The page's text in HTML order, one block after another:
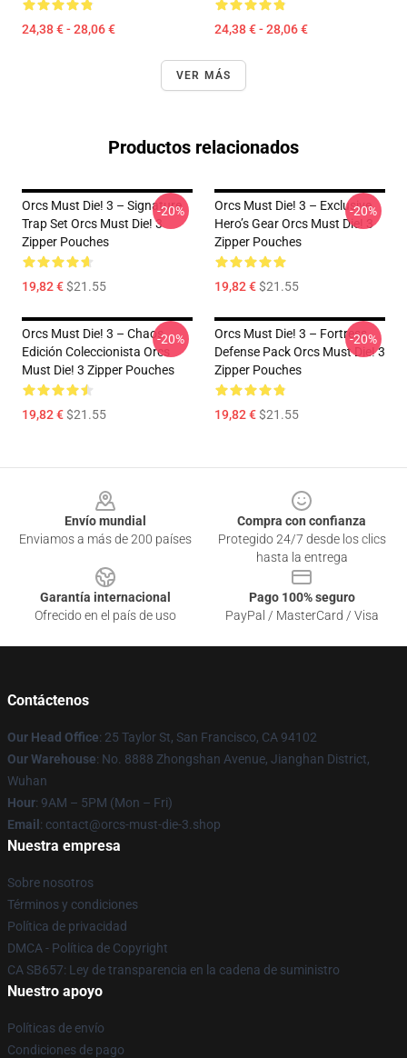
24,38 € - 28,06 € 24,38 € - 28,06 €
VER MÁS
Productos relacionados
Orcs Must Die! 3 – Signature
Trap Set Orcs Must Die! 3
Zipper Pouches
19,82 €$21.55
-20%
Orcs Must Die! 3 – Exclusive
Hero’s Gear Orcs Must Die! 3
Zipper Pouches
19,82 €$21.55
-20%
Orcs Must Die! 3 – Chaos
Edición Coleccionista Orcs
Must Die! 3 Zipper Pouches
19,82 €$21.55
-20%
Orcs Must Die! 3 – Fortress
Defense Pack Orcs Must Die! 3
Zipper Pouches
19,82 €$21.55
-20%
Envío mundial
Enviamos a más de 200 países
Compra con confianza
Protegido 24/7 desde los clics
hasta la entrega
Garantía internacional
Ofrecido en el país de uso
Pago 100% seguro
PayPal / MasterCard / Visa
Contáctenos
Our Head Office: 25 Taylor St, San Francisco, CA 94102
Our Warehouse: No. 8888 Zhongshan Avenue, Jianghan District,
Wuhan
Hour: 9AM – 5PM (Mon – Fri)
Email : contact@orcs-must-die-3.shop
Nuestra empresa
Sobre nosotros
Términos y condiciones
Política de privacidad
DMCA - Política de Copyright
CA SB657: Ley de transparencia en la cadena de suministro
Nuestro apoyo
Políticas de envío
Condiciones de pago